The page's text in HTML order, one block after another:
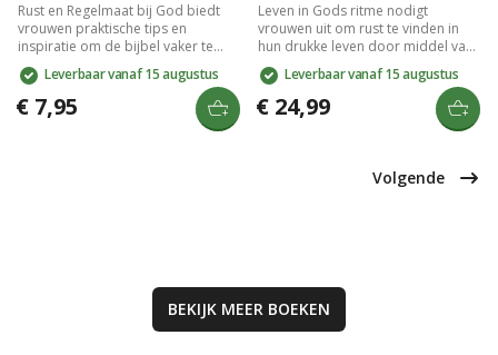
Rust en Regelmaat bij God biedt
vrouwen praktische tips en
inspiratie om de bijbel vaker te
lezen. Arenda Haasnoot helpt je
belemmeringen te overwinnen,
verbinding te maken met je
dagelijks leven en rust te vinden bij
God door structuur, leesroosters
Leverbaar vanaf 15 augustus
€ 7,95
Leven in Gods ritme nodigt
vrouwen uit om rust te vinden in
hun drukke leven door middel van
vijf bijbelstudies en
ondersteunende videolessen.
Ontdek de kracht van de sabbat en
ontvang praktische tips voor
groepsleiders. Een inspirerend
persoonlijke groei en rust.
Leverbaar vanaf 15 augustus
€ 24,99
Volgende
BEKIJK MEER BOEKEN